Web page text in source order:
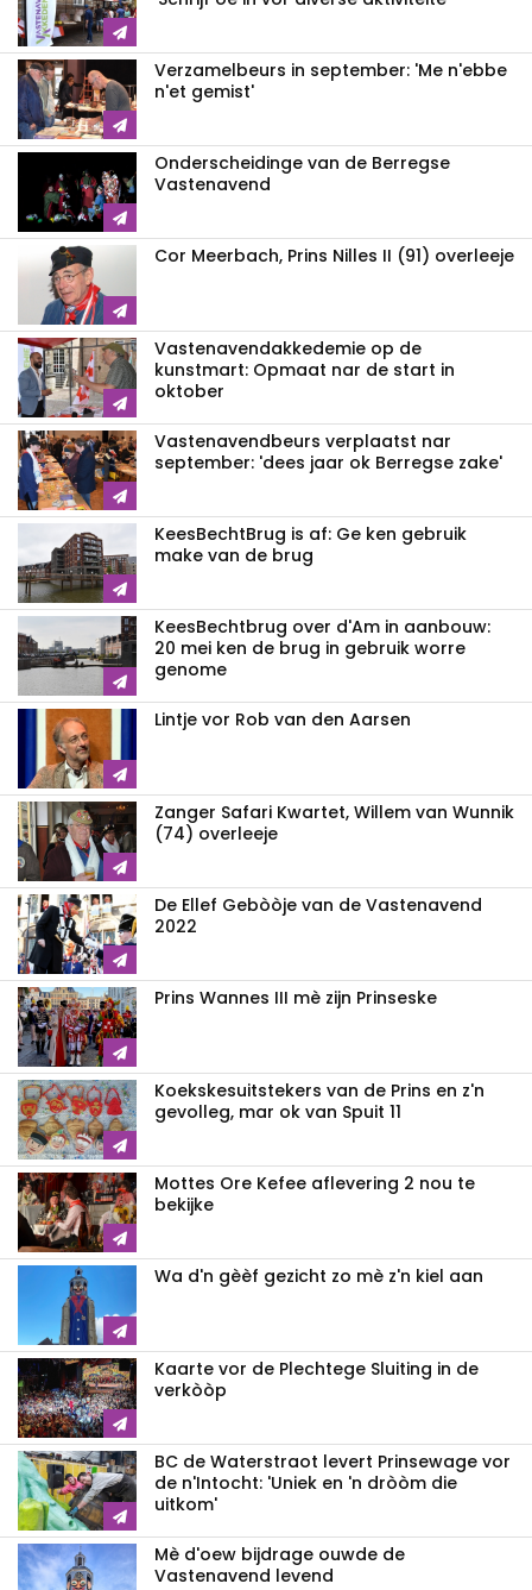
Verzamelbeurs in september: 'Me n'ebbe
n'et gemist'
Onderscheidinge van de Berregse
Vastenavend
Cor Meerbach, Prins Nilles II (91) overleeje
Vastenavend­akkedemie op de
kunstmart: Opmaat nar de start in
oktober
Vastenavendbeurs verplaatst nar
september: 'dees jaar ok Berregse zake'
KeesBechtBrug is af: Ge ken gebruik
make van de brug
KeesBechtbrug over d'Am in aanbouw:
20 mei ken de brug in gebruik worre
genome
Lintje vor Rob van den Aarsen
Zanger Safari Kwartet, Willem van Wunnik
(74) overleeje
De Ellef Gebòòje van de Vastenavend
2022
Prins Wannes III mè zijn Prinseske
Koekskesuitstekers van de Prins en z'n
gevolleg, mar ok van Spuit 11
Mottes Ore Kefee aflevering 2 nou te
bekijke
Wa d'n gèèf gezicht zo mè z'n kiel aan
Kaarte vor de Plechtege Sluiting in de
verkòòp
BC de Waterstraot levert Prinsewage vor
de n'Intocht: 'Uniek en 'n dròòm die
uitkom'
Mè d'oew bijdrage ouwde de
Vastenavend levend